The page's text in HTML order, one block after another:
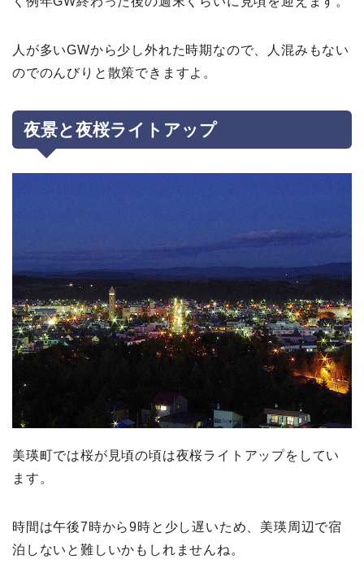
人が多いGWから少し外れた時期なので、人混みもない
のでのんびりと散策できますよ。
夜景と夜桜ライトアップ
美瑛町では桜が見頃の頃は夜桜ライトアップをしてい
ます。
時間は午後7時から9時と少し遅いため、美瑛周辺で宿
泊しないと難しいかもしれませんね。